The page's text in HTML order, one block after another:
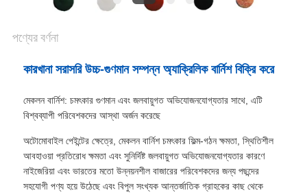
গোপনীয়তা
নীতি
পণ্যের বর্ণনা
কারখানা সরাসরি উচ্চ-গুণমান সম্পন্ন অ্যাক্রিলিক বার্নিশ বিক্রি করে
মেকলন বার্নিশ: চমৎকার গুণমান এবং জলবায়ুগত অভিযোজনযোগ্যতার সাথে, এটি
বিশ্বব্যাপী পরিবেশকদের আস্থা অর্জন করেছে
অটোমোবাইল পেইন্টের ক্ষেত্রে, মেকলন বার্নিশ চমৎকার ফিল্ম-গঠন ক্ষমতা, স্থিতিশীল
আবহাওয়া প্রতিরোধ ক্ষমতা এবং সুনির্দিষ্ট জলবায়ুগত অভিযোজনযোগ্যতার কারণে
নাইজেরিয়া এবং ভারতের মতো উন্নয়নশীল বাজারের পরিবেশকদের জন্য পছন্দের
সহযোগী পণ্য হয়ে উঠেছে এবং বিপুল সংখ্যক আন্তর্জাতিক গ্রাহকের কাছ থেকে